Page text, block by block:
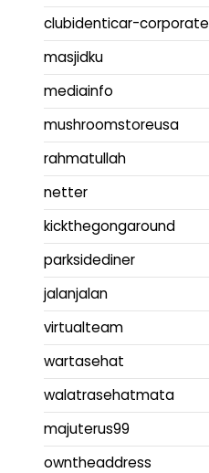
clubidenticar-corporate
masjidku
mediainfo
mushroomstoreusa
rahmatullah
netter
kickthegongaround
parksidediner
jalanjalan
virtualteam
wartasehat
walatrasehatmata
majuterus99
owntheaddress